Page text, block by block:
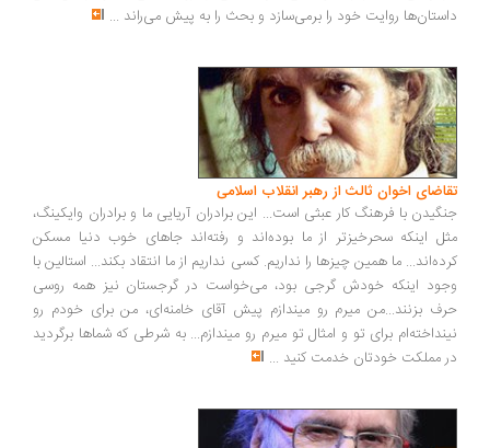
داستان‌ها روایت خود را برمی‌سازد و بحث را به پیش می‌راند ...
تقاضای اخوان ثالث از رهبر انقلاب اسلامی
جنگیدن با فرهنگ کار عبثی است... این برادران آریایی ما و برادران وایکینگ،
مثل اینکه سحرخیزتر از ما بوده‌اند و رفته‌اند جاهای خوب دنیا مسکن
کرده‌اند... ما همین چیزها را نداریم. کسی نداریم از ما انتقاد بکند... استالین با
وجود اینکه خودش گرجی بود، می‌خواست در گرجستان نیز همه روسی
حرف بزنند...من میرم رو میندازم پیش آقای خامنه‌ای، من برای خودم رو
نینداخته‌ام برای تو و امثال تو میرم رو میندازم... به شرطی که شماها برگردید
در مملکت خودتان خدمت کنید ...